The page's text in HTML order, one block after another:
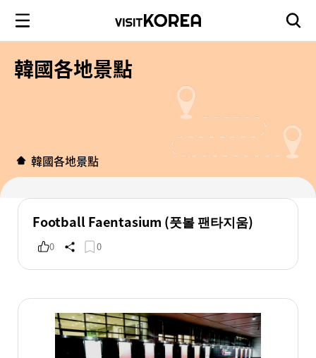
韓國各地景點
韓國各地景點
Football Faentasium (풋볼 팬타지움)
0 0